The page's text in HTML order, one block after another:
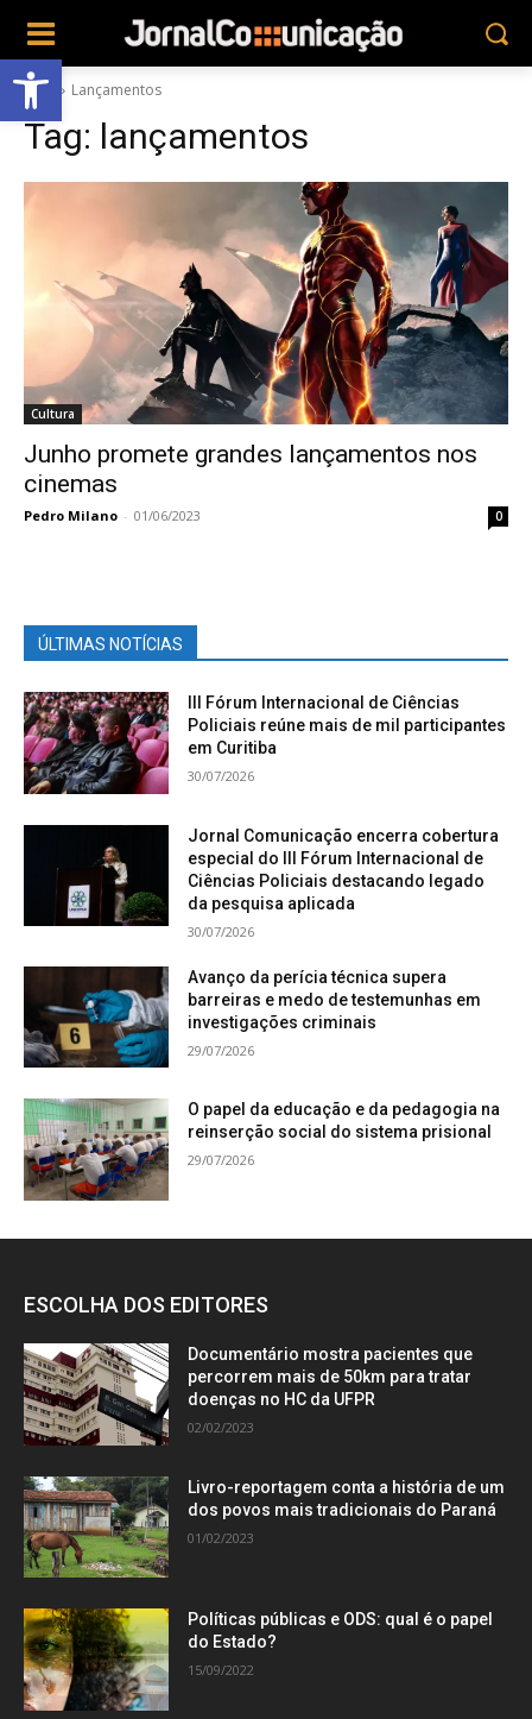
Abrir a barra de ferramentas
Tags Lançamentos
Tag: lançamentos
Cultura
Junho promete grandes lançamentos nos
cinemas
Pedro Milano - 01/06/2023 0
ÚLTIMAS NOTÍCIAS
III Fórum Internacional de Ciências
Policiais reúne mais de mil participantes
em Curitiba
30/07/2026
Jornal Comunicação encerra cobertura
especial do III Fórum Internacional de
Ciências Policiais destacando legado
da pesquisa aplicada
30/07/2026
Avanço da perícia técnica supera
barreiras e medo de testemunhas em
investigações criminais
29/07/2026
O papel da educação e da pedagogia na
reinserção social do sistema prisional
29/07/2026
ESCOLHA DOS EDITORES
Documentário mostra pacientes que
percorrem mais de 50km para tratar
doenças no HC da UFPR
02/02/2023
Livro-reportagem conta a história de um
dos povos mais tradicionais do Paraná
01/02/2023
Políticas públicas e ODS: qual é o papel
do Estado?
15/09/2022